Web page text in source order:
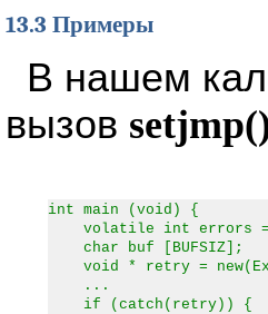
13.3 Примеры
В нашем
вызов
int main (void) {
volatile int errors
char buf [BUFSIZ];
void * retry =
...
if (catch(retry)) {